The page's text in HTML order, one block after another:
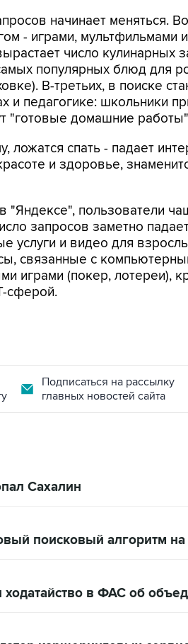
начинает меняться.
- играми, мультфильмами
число кулинарных
популярных блюд для
В-третьих, в поиске
и педагогике: школьники
"готовые домашние
ложатся спать - падает
и здоровье,
"Яндексе", пользователи
запросов заметно
услуги и видео для
связанные с
играми (покер, лотереи),
сферой.
Подписаться на рассылку
главных новостей сайта
Сахалин
поисковый алгоритм
в ФАС об